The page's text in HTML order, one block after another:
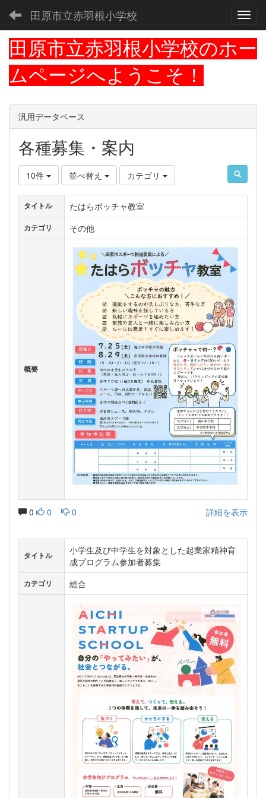
田原市立赤羽根小学校
田原市立赤羽根小学校のホー
ムページへようこそ！
汎用データベース
各種募集・案内
10件 並べ替え カテゴリ
タイトル たはらボッチャ教室
カテゴリ その他
概要
0 0 0 詳細を表示
タイトル
小学生及び中学生を対象とした起業家精神育
成プログラム参加者募集
カテゴリ 総合